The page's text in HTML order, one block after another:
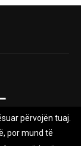
përvojën tuaj.
por mund të